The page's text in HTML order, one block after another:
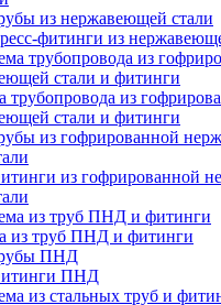
из нержавеющей стали
фитинги из
трубопровода из
стали и фитинги
из гофрированной
из гофрированной
из труб ПНД и фитинги
ПНД
ПНД